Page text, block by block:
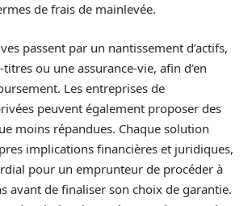
de frais de mainlevée.
passent par un nantissement d’actifs,
ou une assurance-vie, afin d’en
Les entreprises de
peuvent également proposer des
moins répandues. Chaque solution
implications financières et juridiques,
pour un emprunteur de procéder à
avant de finaliser son choix de garantie.